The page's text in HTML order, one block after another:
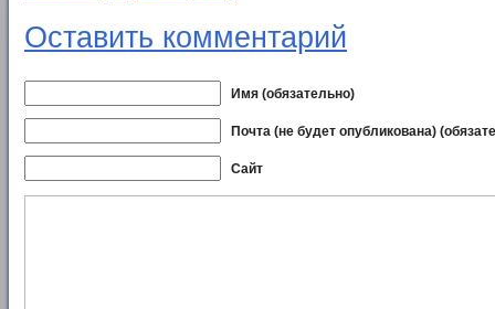
Оставить комментарий
Имя (обязательно)
Почта (не будет опубликована)
Сайт